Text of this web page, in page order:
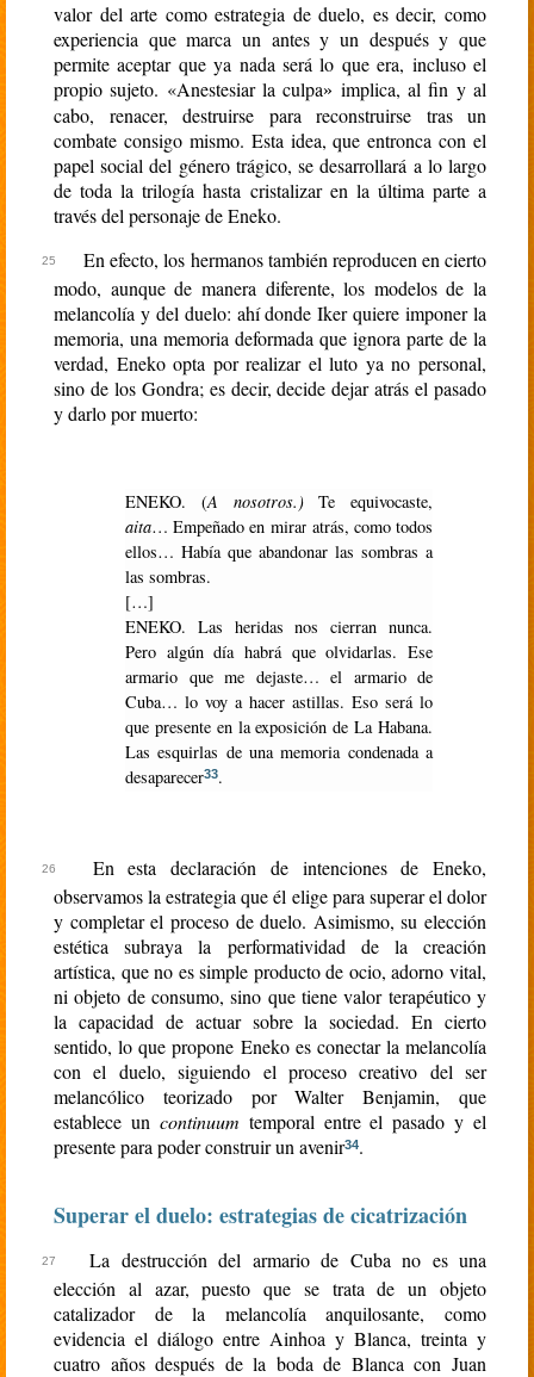
valor del arte como estrategia de duelo, es decir, como
experiencia que marca un antes y un después y que
permite aceptar que ya nada será lo que era, incluso el
propio sujeto. «Anestesiar la culpa» implica, al fin y al
cabo, renacer, destruirse para reconstruirse tras un
combate consigo mismo. Esta idea, que entronca con el
papel social del género trágico, se desarrollará a lo largo
de toda la trilogía hasta cristalizar en la última parte a
través del personaje de Eneko.
En efecto, los hermanos también reproducen en cierto
modo, aunque de manera diferente, los modelos de la
melancolía y del duelo: ahí donde Iker quiere imponer la
memoria, una memoria deformada que ignora parte de la
verdad, Eneko opta por realizar el luto ya no personal,
sino de los Gondra; es decir, decide dejar atrás el pasado
y darlo por muerto:
ENEKO. (A nosotros.)Te equivocaste,
aita… Empeñado en mirar atrás, como todos
ellos… Había que abandonar las sombras a
las sombras.
[…]
ENEKO. Las heridas nos cierran nunca.
Pero algún día habrá que olvidarlas. Ese
armario que me dejaste… el armario de
Cuba… lo voy a hacer astillas. Eso será lo
que presente en la exposición de La Habana.
Las esquirlas de una memoria condenada a
desaparecer33.
En esta declaración de intenciones de Eneko,
observamos la estrategia que él elige para superar el dolor
y completar el proceso de duelo. Asimismo, su elección
estética subraya la performatividad de la creación
artística, que no es simple producto de ocio, adorno vital,
ni objeto de consumo, sino que tiene valor terapéutico y
la capacidad de actuar sobre la sociedad. En cierto
sentido, lo que propone Eneko es conectar la melancolía
con el duelo, siguiendo el proceso creativo del ser
melancólico teorizado por Walter Benjamin, que
establece un continuum temporal entre el pasado y el
presente para poder construir un avenir34.
Superar el duelo: estrategias de cicatrización
La destrucción del armario de Cuba no es una
elección al azar, puesto que se trata de un objeto
catalizador de la melancolía anquilosante, como
evidencia el diálogo entre Ainhoa y Blanca, treinta y
cuatro años después de la boda de Blanca con Juan